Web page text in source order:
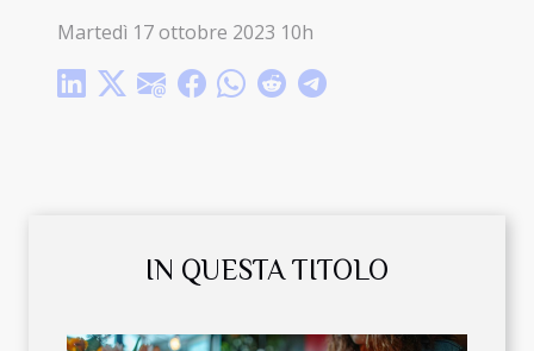
Martedì 17 ottobre 2023 10h
IN QUESTA TITOLO